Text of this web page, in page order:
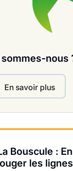
sommes-nous
En savoir plus
Bouscule :
les